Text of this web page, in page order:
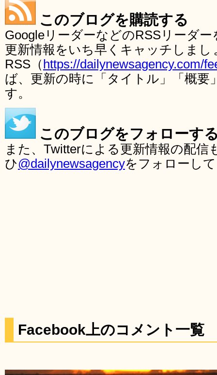
このブログを購読する
GoogleリーダーなどのRSSリーダ
更新情報をいち早くキャッチしま
RSS（ https://dailynewsagency.com/
ば、更新の時に「タイトル」「概要
す。
このブログをフォローす
また、Twitterによる更新情報の配
ひ@dailynewsagencyをフォローし
Facebook上のコメント一覧